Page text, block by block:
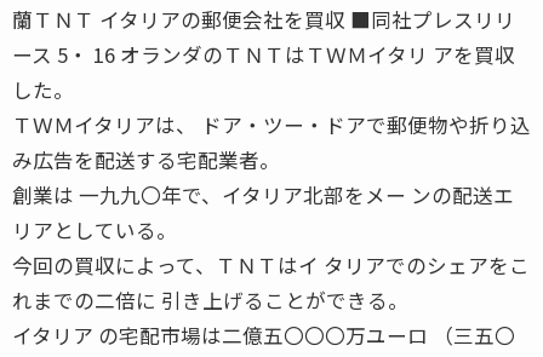
蘭ＴＮＴ イタリアの郵便会社を買収 ■同社プレスリリ
ース 5・ 16 オランダのＴＮＴはＴＷＭイタリ アを買収
した。
ＴＷＭイタリアは、 ドア・ツー・ドアで郵便物や折り込
み広告を配送する宅配業者。
創業は 一九九〇年で、イタリア北部をメー ンの配送エ
リアとしている。
今回の買収によって、ＴＮＴはイ タリアでのシェアをこ
れまでの二倍に 引き上げることができる。
イタリア の宅配市場は二億五〇〇〇万ユーロ （三五〇